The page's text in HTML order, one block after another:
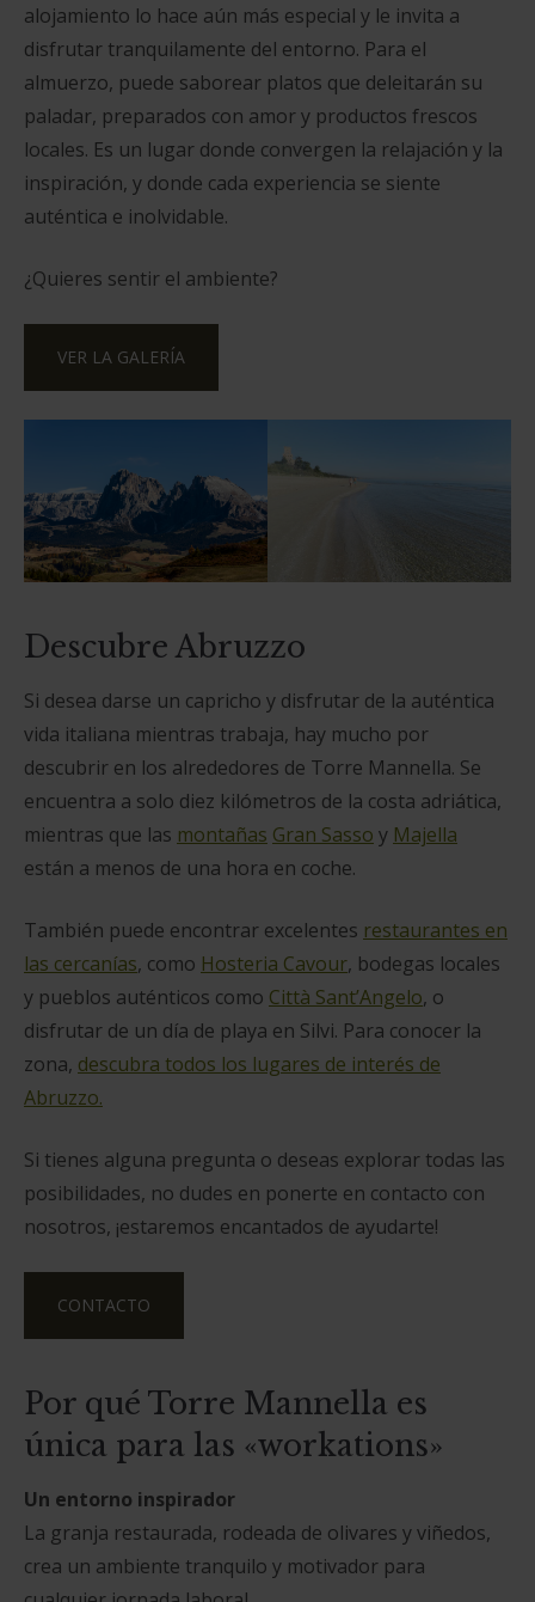
alojamiento lo hace aún más especial y le invita a
disfrutar tranquilamente del entorno. Para el
almuerzo, puede saborear platos que deleitarán su
paladar, preparados con amor y productos frescos
locales. Es un lugar donde convergen la relajación y la
inspiración, y donde cada experiencia se siente
auténtica e inolvidable.
¿Quieres sentir el ambiente?
VER LA GALERÍA
Descubre Abruzzo
Si desea darse un capricho y disfrutar de la auténtica
vida italiana mientras trabaja, hay mucho por
descubrir en los alrededores de Torre Mannella. Se
encuentra a solo diez kilómetros de la costa adriática,
mientras que las montañas Gran Sasso y Majella
están a menos de una hora en coche.
También puede encontrar excelentes restaurantes en
las cercanías, como Hosteria Cavour, bodegas locales
y pueblos auténticos como Città Sant’Angelo, o
disfrutar de un día de playa en Silvi. Para conocer la
zona, descubra todos los lugares de interés de
Abruzzo.
Si tienes alguna pregunta o deseas explorar todas las
posibilidades, no dudes en ponerte en contacto con
nosotros, ¡estaremos encantados de ayudarte!
CONTACTO
Por qué Torre Mannella es
única para las «workations»
Un entorno inspirador
La granja restaurada, rodeada de olivares y viñedos,
crea un ambiente tranquilo y motivador para